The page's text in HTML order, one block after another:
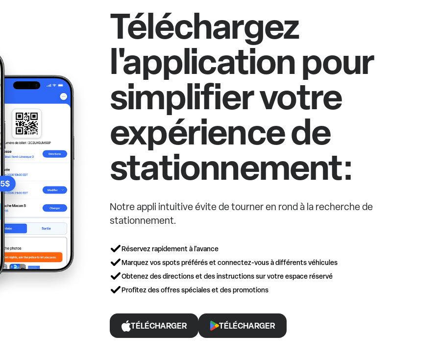
Téléchargez
l'application pour
simplifier votre
expérience de
stationnement:
Notre appli intuitive évite de tourner en rond à la recherche de
stationnement.
Réservez rapidement à l'avance
Marquez vos spots préférés et connectez-vous à différents véhicules
Obtenez des directions et des instructions sur votre espace réservé
Profitez des offres spéciales et des promotions
TÉLÉCHARGER TÉLÉCHARGER